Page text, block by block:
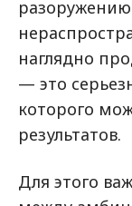
наглядно
— это
которого
результатов.
Для этого